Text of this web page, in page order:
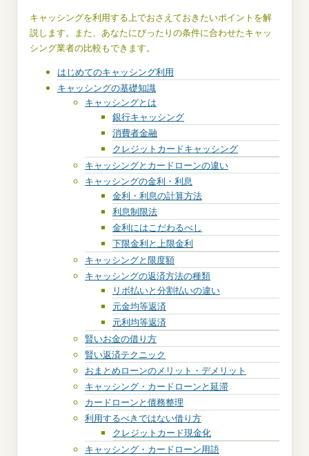
キャッシングを利用する上でおさえておきたいポイントを解
説します。また、あなたにぴったりの条件に合わせたキャッ
シング業者の比較もできます。
はじめてのキャッシング利用
キャッシングの基礎知識
キャッシングとは
銀行キャッシング
消費者金融
クレジットカードキャッシング
キャッシングとカードローンの違い
キャッシングの金利・利息
金利・利息の計算方法
利息制限法
金利にはこだわるべし
下限金利と上限金利
キャッシングと限度額
キャッシングの返済方法の種類
リボ払いと分割払いの違い
元金均等返済
元利均等返済
賢いお金の借り方
賢い返済テクニック
おまとめローンのメリット・デメリット
キャッシング・カードローンと延滞
カードローンと債務整理
利用するべきではない借り方
クレジットカード現金化
キャッシング・カードローン用語